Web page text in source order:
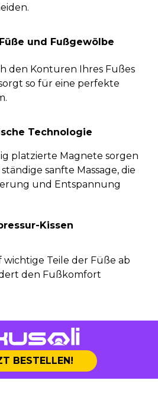
und Fußgewölbe
den Konturen Ihres Fußes
so für eine perfekte
Technologie
platzierte Magnete sorgen
sanfte Massage, die
und Entspannung
Kissen
wichtige Teile der Füße ab
den Fußkomfort
BESTELLEN!